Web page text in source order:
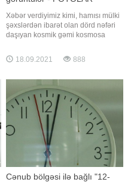
Xəbər verdiyimiz kimi, hamısı mülki
şəxslərdən ibarət olan dörd nəfəri
daşıyan kosmik gəmi kosmosa
ki, "SpaceX" kosmos turistlərinin ilk
görüntülərini yayımlayıb. Həmin
18.09.2021 888
Cənub bölgəsi ilə bağlı "12-